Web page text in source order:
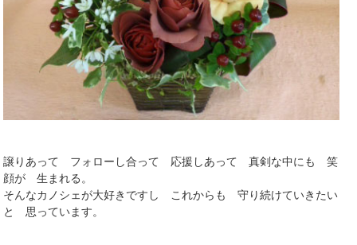
譲りあって フォローし合って 応援しあって 真剣な中にも 笑
顔が 生まれる。
そんなカノシェが大好きですし これからも 守り続けていきたい
と 思っています。